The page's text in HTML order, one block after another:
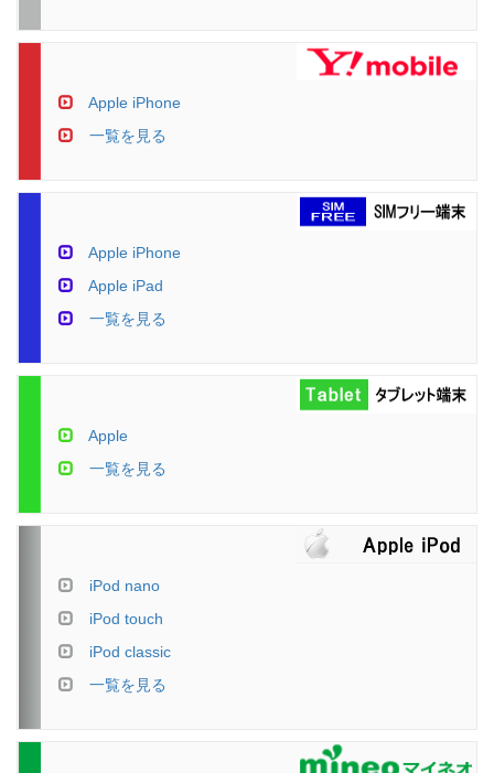
Apple iPhone
一覧を見る
Apple iPhone
Apple iPad
一覧を見る
Apple
一覧を見る
iPod nano
iPod touch
iPod classic
一覧を見る